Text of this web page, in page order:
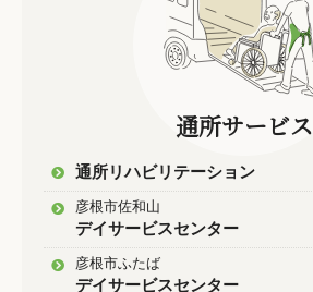
通所サービス
通所リハビリテーション
彦根市佐和山
デイサービスセンター
彦根市ふたば
デイサービスセンター